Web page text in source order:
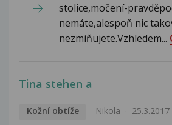
stolice,močení-
nemáte,alespoň nic
nezmiňujete.Vzhledem...
Tina stehen a
Kožní obtíže Nikola 25.3.2017